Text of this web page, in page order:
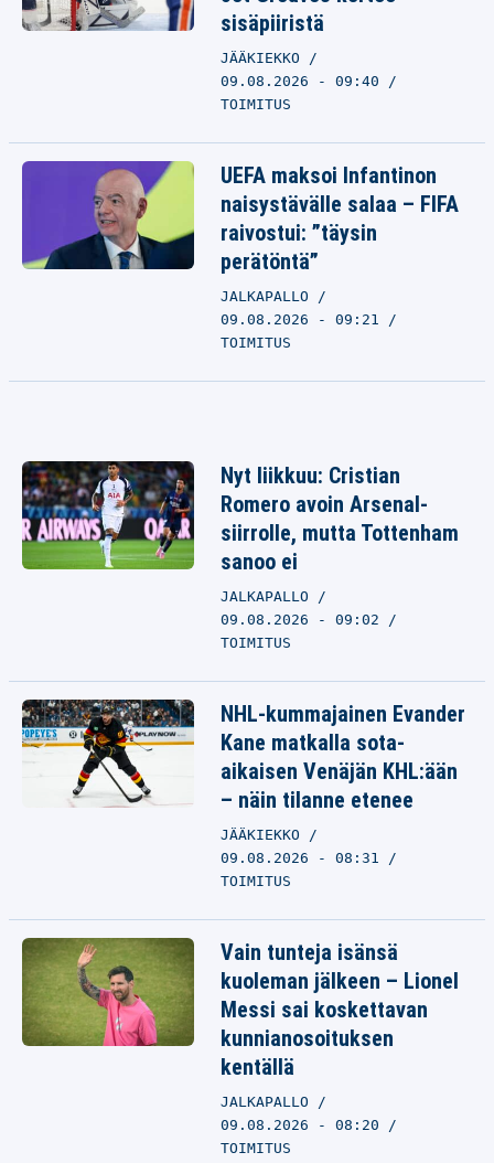
sisäpiiristä
JÄÄKIEKKO
09.08.2026 - 09:40
TOIMITUS
UEFA maksoi Infantinon
naisystävälle salaa – FIFA
raivostui: ”täysin
perätöntä”
JALKAPALLO
09.08.2026 - 09:21
TOIMITUS
Nyt liikkuu: Cristian
Romero avoin Arsenal-
siirrolle, mutta Tottenham
sanoo ei
JALKAPALLO
09.08.2026 - 09:02
TOIMITUS
NHL-kummajainen Evander
Kane matkalla sota-
aikaisen Venäjän KHL:ään
– näin tilanne etenee
JÄÄKIEKKO
09.08.2026 - 08:31
TOIMITUS
Vain tunteja isänsä
kuoleman jälkeen – Lionel
Messi sai koskettavan
kunnianosoituksen
kentällä
JALKAPALLO
09.08.2026 - 08:20
TOIMITUS